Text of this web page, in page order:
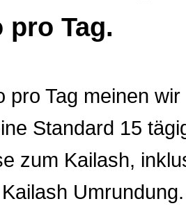
pro Tag.
pro Tag meinen
Standard 15
zum Kailash,
Umrundung.